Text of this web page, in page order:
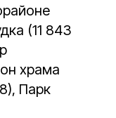
(11 843
храма
Парк